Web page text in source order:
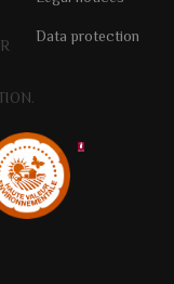
Data protection